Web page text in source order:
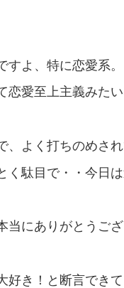
よ、特に恋愛系。
愛至上主義みた
、よく打ちのめさ
駄目で・・今日
にありがとうござ
好き！と断言でき